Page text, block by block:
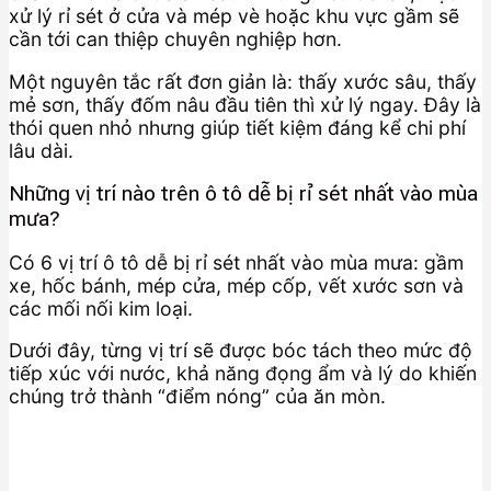
xử lý rỉ sét ở cửa và mép vè hoặc khu vực gầm sẽ
cần tới can thiệp chuyên nghiệp hơn.
Một nguyên tắc rất đơn giản là: thấy xước sâu, thấy
mẻ sơn, thấy đốm nâu đầu tiên thì xử lý ngay. Đây là
thói quen nhỏ nhưng giúp tiết kiệm đáng kể chi phí
lâu dài.
Những vị trí nào trên ô tô dễ bị rỉ sét nhất vào mùa
mưa?
Có 6 vị trí ô tô dễ bị rỉ sét nhất vào mùa mưa: gầm
xe, hốc bánh, mép cửa, mép cốp, vết xước sơn và
các mối nối kim loại.
Dưới đây, từng vị trí sẽ được bóc tách theo mức độ
tiếp xúc với nước, khả năng đọng ẩm và lý do khiến
chúng trở thành “điểm nóng” của ăn mòn.